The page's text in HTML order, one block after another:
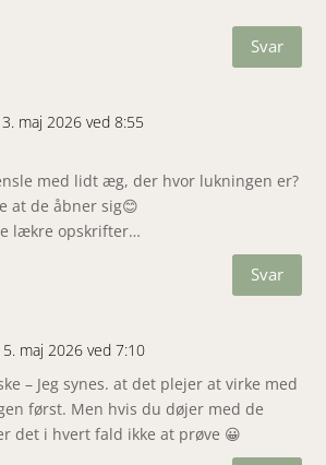
Svar
maj 2026 ved 8:55
med lidt æg, der hvor lukningen er?
at de åbner sig😊
lækre opskrifter…
Svar
5. maj 2026 ved 7:10
– Jeg synes. at det plejer at virke med
først. Men hvis du døjer med de
det i hvert fald ikke at prøve 😀